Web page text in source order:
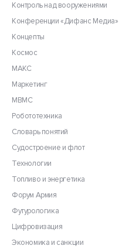
Контроль над вооружениями
Конференции «Дифанс Медиа»
Концепты
Космос
МАКС
Маркетинг
МВМС
Робототехника
Словарь понятий
Судостроение и флот
Технологии
Топливо и энергетика
Форум Армия
Футурологика
Цифровизация
Экономика и санкции